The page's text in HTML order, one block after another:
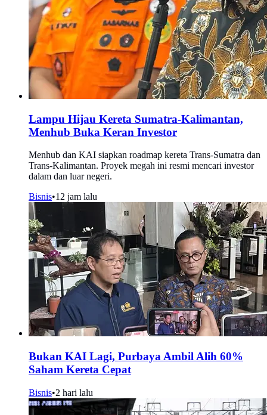
Lampu Hijau Kereta Sumatra-Kalimantan,
Menhub Buka Keran Investor
Menhub dan KAI siapkan roadmap kereta Trans-Sumatra dan
Trans-Kalimantan. Proyek megah ini resmi mencari investor
dalam dan luar negeri.
Bisnis•12 jam lalu
Bukan KAI Lagi, Purbaya Ambil Alih 60%
Saham Kereta Cepat
Bisnis•2 hari lalu